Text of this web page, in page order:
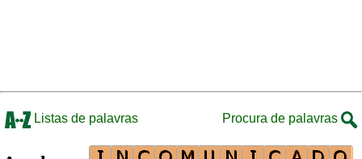
Listas de palavras Procura de palavras